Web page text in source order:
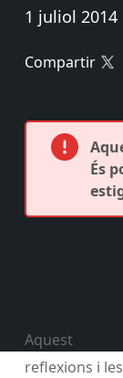
1 juliol 2014
Compartir
És
Aquest
reflexions i